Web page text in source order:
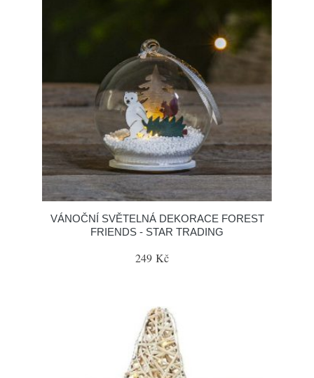
VÁNOČNÍ SVĚTELNÁ DEKORACE FOREST
FRIENDS - STAR TRADING
249 Kč